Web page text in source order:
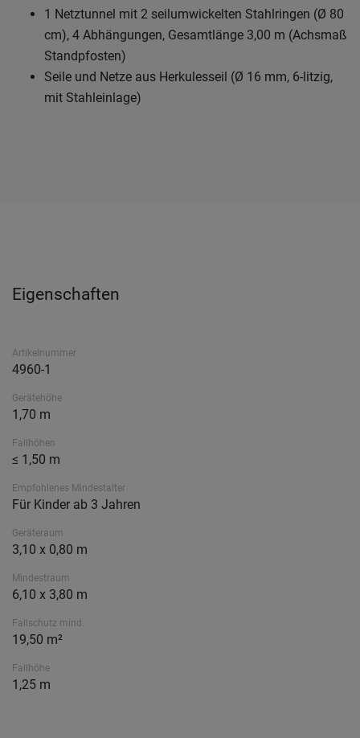
1 Netztunnel mit 2 seilumwickelten Stahlringen (Ø 80
cm), 4 Abhängungen, Gesamtlänge 3,00 m (Achsmaß
Standpfosten)
Seile und Netze aus Herkulesseil (Ø 16 mm, 6-litzig,
mit Stahleinlage)
Eigenschaften
Artikelnummer
4960-1
Gerätehöhe
1,70 m
Fallhöhen
≤ 1,50 m
Empfohlenes Mindestalter
Für Kinder ab 3 Jahren
Geräteraum
3,10 x 0,80 m
Mindestraum
6,10 x 3,80 m
Fallschutz mind.
19,50 m²
Fallhöhe
1,25 m